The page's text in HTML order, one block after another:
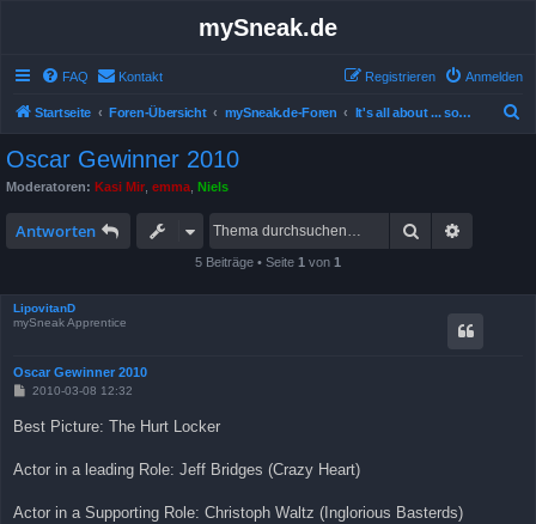
mySneak.de
FAQ Kontakt Anmelden
Registrieren
Startseite Foren-Übersicht mySneak.de-Foren It's all about ... something!
Oscar Gewinner 2010
Moderatoren: Kasi Mir emma Niels
Antworten Suche
5 Beiträge • Seite 1 von 1
LipovitanD
mySneak Apprentice
Oscar Gewinner 2010
B
t
a
g
2010-03-08 12:32
Best Picture: The Hurt Locker
Actor in a leading Role: Jeff Bridges (Crazy Heart)
Actor in a Supporting Role: Christoph Waltz (Inglorious Basterds)